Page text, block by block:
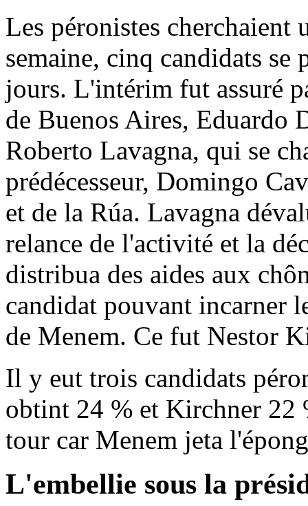
Les péronistes cherchaient
semaine, cinq candidats
jours. L'intérim fut assuré
de Buenos Aires, Eduardo
Roberto Lavagna, qui se
prédécesseur, Domingo
et de la Rúa. Lavagna
relance de l'activité et la
distribua des aides aux
candidat pouvant incarner
de Menem. Ce fut Nestor
Il y eut trois candidats
obtint 24 % et Kirchner 22
tour car Menem jeta
L'embellie sous la